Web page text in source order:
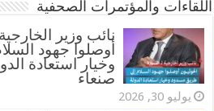
اللقاءات والمؤتمرات الصحفية
‏نائب وزير
أوصلوا جهود
وخيار استعادة
صنعاء
يوليو 30, 2026